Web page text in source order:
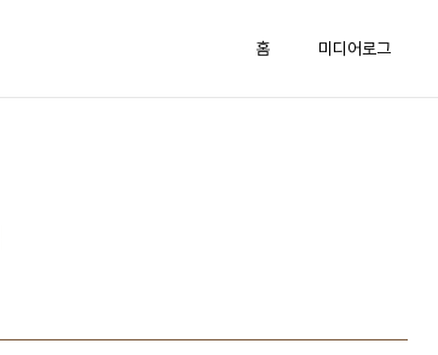
홈 미디어로그